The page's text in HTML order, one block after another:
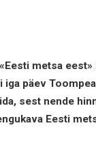
metsa
iga päev
sest nende
Eesti